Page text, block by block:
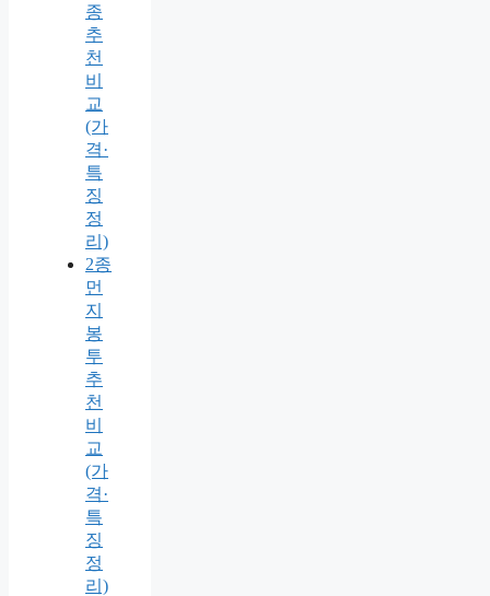
종
추
천
비
교
(가
격·
특
징
정
리)
2종
먼
지
봉
투
추
천
비
교
(가
격·
특
징
정
리)